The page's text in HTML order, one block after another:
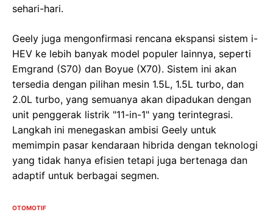
sehari-hari.
Geely juga mengonfirmasi rencana ekspansi sistem i-
HEV ke lebih banyak model populer lainnya, seperti
Emgrand (S70) dan Boyue (X70). Sistem ini akan
tersedia dengan pilihan mesin 1.5L, 1.5L turbo, dan
2.0L turbo, yang semuanya akan dipadukan dengan
unit penggerak listrik "11-in-1" yang terintegrasi.
Langkah ini menegaskan ambisi Geely untuk
memimpin pasar kendaraan hibrida dengan teknologi
yang tidak hanya efisien tetapi juga bertenaga dan
adaptif untuk berbagai segmen.
OTOMOTIF